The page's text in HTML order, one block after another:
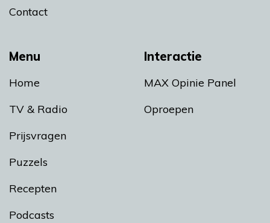
Menu
Home
TV & Radio
Prijsvragen
Puzzels
Recepten
Podcasts
Interactie
MAX Opinie Panel
Oproepen
Contact